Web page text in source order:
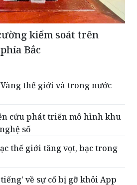
kiểm soát trên
Bắc
Vàng thế giới và trong nước
cứu phát triển mô hình khu
số
thế giới tăng vọt, bạc trong
về sự cố bị gỡ khỏi App